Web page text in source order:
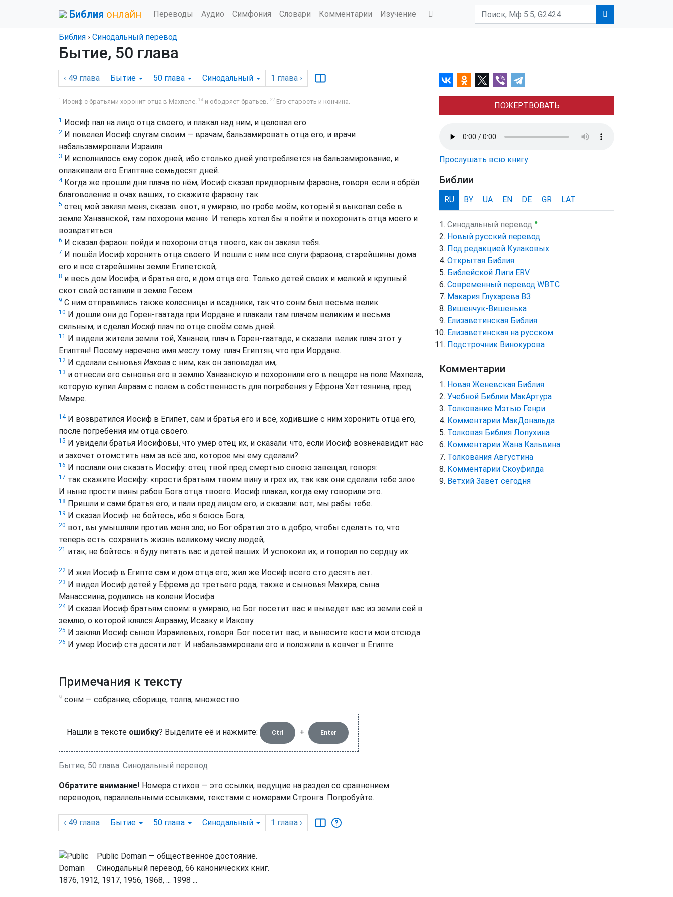
Библия онлайн Переводы Аудио Симфония Словари Комментарии Изучение
Библия › Синодальный перевод
Бытие, 50 глава
‹ 49 глава Бытие 50 глава Синодальный 1 глава ›
1 Иосиф с братьями хоронит отца в Махпеле. 14 и ободряет братьев. 22 Его старость и кончина.
1 Иосиф пал на лицо отца своего, и плакал над ним, и целовал его.
2 И повелел Иосиф слугам своим — врачам, бальзамировать отца его; и врачи
набальзамировали Израиля.
3 И исполнилось ему сорок дней, ибо столько дней употребляется на бальзамирование, и
оплакивали его Египтяне семьдесят дней.
4Когда же прошли дни плача по нём, Иосиф сказал придворным фараона, говоря: если я обрёл
благоволение в очах ваших, то скажите фараону так:
5 отец мой заклял меня, сказав: «вот, я умираю; во гробе моём, который я выкопал себе в
земле Ханаанской, там похорони меня». И теперь хотел бы я пойти и похоронить отца моего и
возвратиться.
6 И сказал фараон: пойди и похорони отца твоего, как он заклял тебя.
7 И пошёл Иосиф хоронить отца своего. И пошли с ним все слуги фараона, старейшины дома
его и все старейшины земли Египетской,
8 и весь дом Иосифа, и братья его, и дом отца его. Только детей своих и мелкий и крупный
скот свой оставили в земле Гесем.
9 С ним отправились также колесницы и всадники, так что сонм был весьма велик.
10 И дошли они до Горен-гаатада при Иордане и плакали там плачем великим и весьма
сильным; и сделал Иосиф плач по отце своём семь дней.
11 И видели жители земли той, Хананеи, плач в Горен-гаатаде, и сказали: велик плач этот у
Египтян! Посему наречено имя местутому: плач Египтян, что при Иордане.
12 И сделали сыновья Иакова с ним, как он заповедал им;
13 и отнесли его сыновья его в землю Ханаанскую и похоронили его в пещере на поле Махпела,
которую купил Авраам с полем в собственность для погребения у Ефрона Хеттеянина, пред
Мамре.
14И возвратился Иосиф в Египет, сам и братья его и все, ходившие с ним хоронить отца его,
после погребения им отца своего.
15 И увидели братья Иосифовы, что умер отец их, и сказали: что, если Иосиф возненавидит нас
и захочет отомстить нам за всё зло, которое мы ему сделали?
16 И послали они сказать Иосифу: отец твой пред смертью своею завещал, говоря:
17 так скажите Иосифу: «прости братьям твоим вину и грех их, так как они сделали тебе зло».
И ныне прости вины рабов Бога отца твоего. Иосиф плакал, когда ему говорили это.
18 Пришли и сами братья его, и пали пред лицом его, и сказали: вот, мы рабы тебе.
19 И сказал Иосиф: не бойтесь, ибо я боюсь Бога;
20 вот, вы умышляли против меня зло; но Бог обратил это в добро, чтобы сделать то, что
теперь есть: сохранить жизнь великому числу людей;
21 итак, не бойтесь: я буду питать вас и детей ваших. И успокоил их, и говорил по сердцу их.
22 И жил Иосиф в Египте сам и дом отца его; жил же Иосиф всего сто десять лет.
23 И видел Иосиф детей у Ефрема до третьего рода, также и сыновья Махира, сына
Манассиина, родились на колени Иосифа.
24И сказал Иосиф братьям своим: я умираю, но Бог посетит вас и выведет вас из земли сей в
землю, о которой клялся Аврааму, Исааку и Иакову.
25 И заклял Иосиф сынов Израилевых, говоря: Бог посетит вас, и вынесите кости мои отсюда.
26 И умер Иосиф ста десяти лет. И набальзамировали его и положили в ковчег в Египте.
Примечания к тексту
9 сонм — собрание, сборище; толпа; множество.
Нашли в тексте ошибку? Выделите её и нажмите: Ctrl + Enter
Бытие, 50 глава. Синодальный перевод
Обратите внимание! Номера стихов — это ссылки, ведущие на раздел со сравнением
переводов, параллельными ссылками, текстами с номерами Стронга. Попробуйте.
‹ 49 глава Бытие 50 глава Синодальный 1 глава ›
Public Domain — общественное достояние.
Синодальный перевод, 66 канонических книг.
1876, 1912, 1917, 1956, 1968, ... 1998 ...
ПОЖЕРТВОВАТЬ
Прослушать всю книгу
Библии
RU BY UA EN DE GR LAT
Синодальный перевод ●
Новый русский перевод
Под редакцией Кулаковых
Открытая Библия
Библейской Лиги ERV
Cовременный перевод WBTC
Макария Глухарева ВЗ
Вишенчук-Вишенька
Елизаветинская Библия
Елизаветинская на русском
Подстрочник Винокурова
Комментарии
Новая Женевская Библия
Учебной Библии МакАртура
Толкование Мэтью Генри
Комментарии МакДональда
Толковая Библия Лопухина
Комментарии Жана Кальвина
Толкования Августина
Комментарии Скоуфилда
Ветхий Завет сегодня